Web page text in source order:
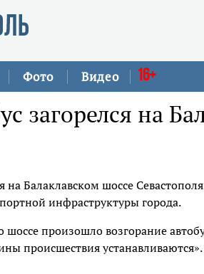
Фото Видео 16+
загорелся на
на Балаклавском шоссе
инфраструктуры города.
шоссе произошло возгорание
происшествия